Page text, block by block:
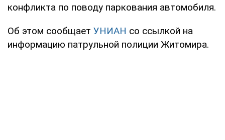
конфликта по поводу паркования автомобиля.
Об этом сообщает УНИАН со ссылкой на
информацию патрульной полиции Житомира.